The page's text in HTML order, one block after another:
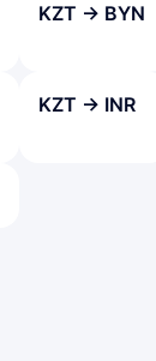
KZT → BYN
KZT → INR